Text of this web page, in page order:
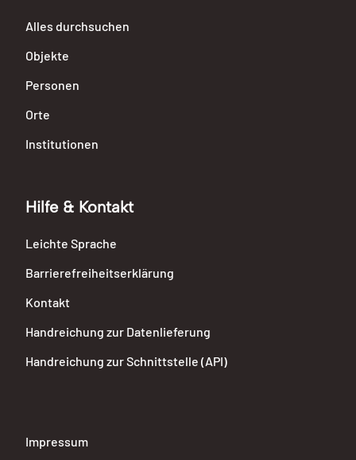
Alles durchsuchen
Objekte
Personen
Orte
Institutionen
Hilfe & Kontakt
Leichte Sprache
Barrierefreiheitserklärung
Kontakt
Handreichung zur Datenlieferung
Handreichung zur Schnittstelle (API)
Impressum